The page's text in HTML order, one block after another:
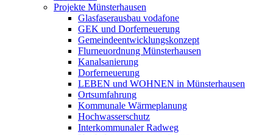
Projekte Münsterhausen
Glasfaserausbau vodafone
GEK und Dorferneuerung
Gemeindeentwicklungskonzept
Flurneuordnung Münsterhausen
Kanalsanierung
Dorferneuerung
LEBEN und WOHNEN in Münsterhausen
Ortsumfahrung
Kommunale Wärmeplanung
Hochwasserschutz
Interkommunaler Radweg